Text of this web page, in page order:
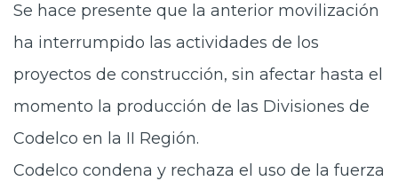
Se hace presente que la anterior movilización
ha interrumpido las actividades de los
proyectos de construcción, sin afectar hasta el
momento la producción de las Divisiones de
Codelco en la II Región.
Codelco condena y rechaza el uso de la fuerza